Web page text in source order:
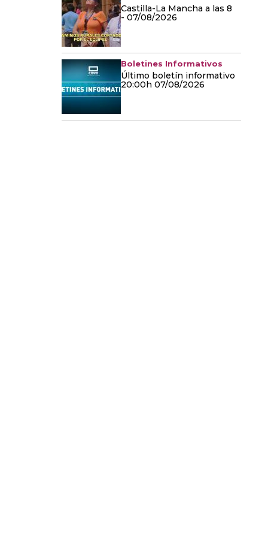
Castilla-La Mancha a las 8
- 07/08/2026
Boletines Informativos
Último boletín informativo
20:00h 07/08/2026